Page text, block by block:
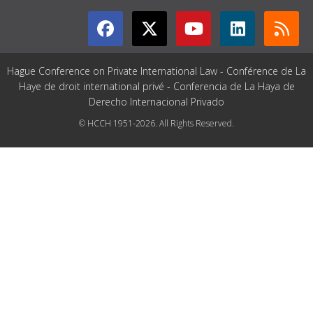
Hague Conference on Private International Law - Conférence de La
Haye de droit international privé - Conferencia de La Haya de
Derecho Internacional Privado
© HCCH 1951-2026. All Rights Reserved.